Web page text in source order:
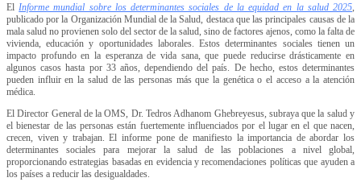
El Informe mundial sobre los determinantes sociales de la equidad en la salud 2025
publicado por la Organización Mundial de la Salud, destaca que las principales causas de la
mala salud no provienen solo del sector de la salud, sino de factores ajenos, como la falta de
vivienda, educación y oportunidades laborales. Estos determinantes sociales tienen un
impacto profundo en la esperanza de vida sana, que puede reducirse drásticamente en
algunos casos hasta por 33 años, dependiendo del país. De hecho, estos determinantes
pueden influir en la salud de las personas más que la genética o el acceso a la atención
médica.
El Director General de la OMS, Dr. Tedros Adhanom Ghebreyesus, subraya que la salud y
el bienestar de las personas están fuertemente influenciados por el lugar en el que nacen,
crecen, viven y trabajan. El informe pone de manifiesto la importancia de abordar los
determinantes sociales para mejorar la salud de las poblaciones a nivel global,
proporcionando estrategias basadas en evidencia y recomendaciones políticas que ayuden a
los países a reducir las desigualdades.